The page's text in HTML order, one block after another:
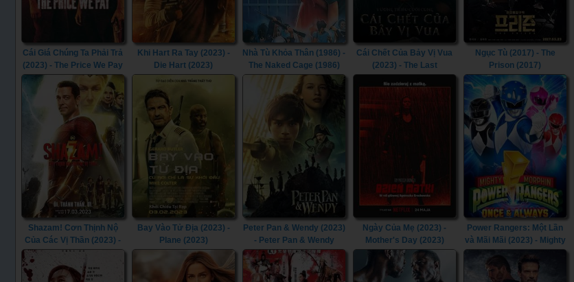
Cái Giá Chúng Ta Phải Trả
(2023) - The Price We Pay
(2023)
Khi Hart Ra Tay (2023) -
Die Hart (2023)
Nhà Tù Khỏa Thân (1986) -
The Naked Cage (1986)
Cái Chết Của Bảy Vị Vua
(2023) - The Last
Must Die (2023)
Ngục Tù (2017) - The
Prison (2017)
Shazam! Cơn Thịnh Nộ
Của Các Vị Thần (2023) -
Shazam! Fury of the Gods
(2023)
Bay Vào Tử Địa (2023) -
Plane (2023)
Peter Pan & Wendy (2023)
- Peter Pan & Wendy
(2023)
Ngày Của Mẹ (2023) -
Mother's Day (2023)
Power Rangers: Một Lần
và Mãi Mãi (2023) - Mighty
Morphin Power Rangers:
Once & Always (2023)